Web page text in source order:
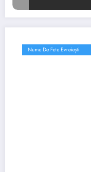
Nume De Fete Evreiești